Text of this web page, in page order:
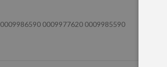
0009986590 0009977620 0009985590